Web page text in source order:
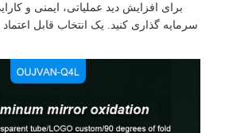
سرمایه گذاری کنید. یک انتخاب قابل